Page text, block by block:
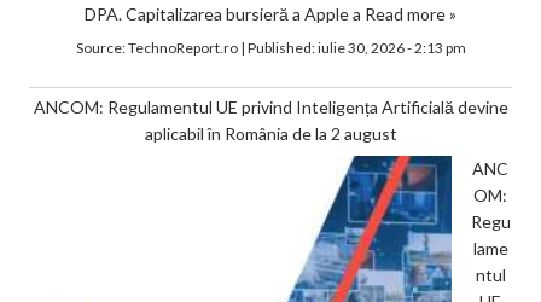
DPA. Capitalizarea bursieră a Apple a Read more »
Source:TechnoReport.ro| Published:iulie 30, 2026 - 2:13 pm
ANCOM: Regulamentul UE privind Inteligența Artificială devine
aplicabil în România de la 2 august
ANC
OM:
Regu
lame
ntul